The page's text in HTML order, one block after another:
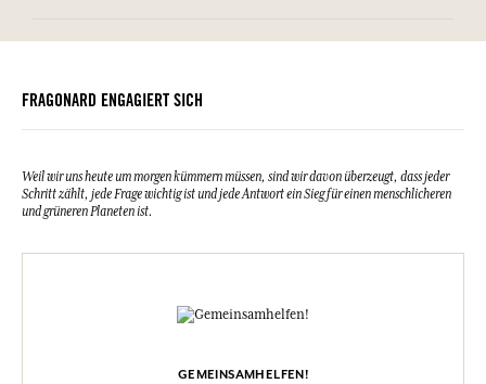
Verpackung recycelbar
FRAGONARD ENGAGIERT SICH
Weil wir uns heute um morgen kümmern müssen, sind wir davon überzeugt, dass jeder
Schritt zählt, jede Frage wichtig ist und jede Antwort ein Sieg für einen menschlicheren
und grüneren Planeten ist.
GEMEINSAMHELFEN!